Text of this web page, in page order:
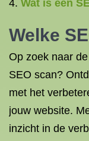
Wat is een
Welke
Op zoek naar
SEO scan?
met het
jouw website.
inzicht in de